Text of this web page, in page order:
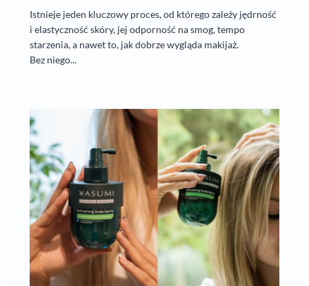
Istnieje jeden kluczowy proces, od którego zależy jędrność
i elastyczność skóry, jej odporność na smog, tempo
starzenia, a nawet to, jak dobrze wygląda makijaż.
Bez niego...